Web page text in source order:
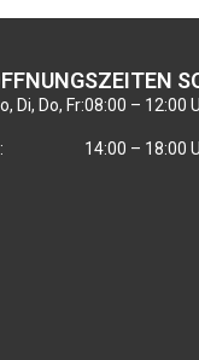
Di, Do, Fr:08:00 – 12:00
14:00 – 18:00